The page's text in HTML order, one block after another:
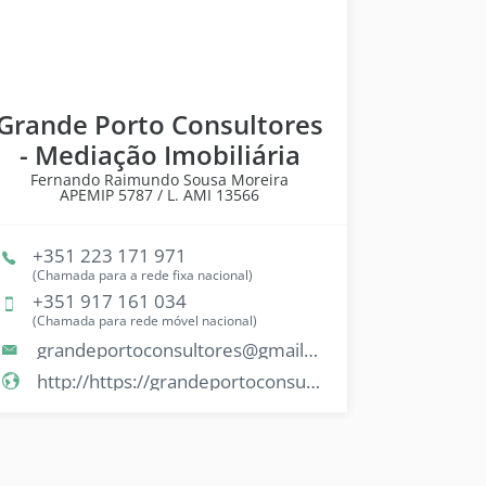
Porto Consultores
- Mediação Imobiliária
Fernando Raimundo Sousa Moreira
APEMIP 5787 / L. AMI 13566
+351 223 171 971
(Chamada para a rede fixa nacional)
+351 917 161 034
(Chamada para rede móvel nacional)
grandeportoconsultores@gmail.com
http://https://grandeportoconsultores.com